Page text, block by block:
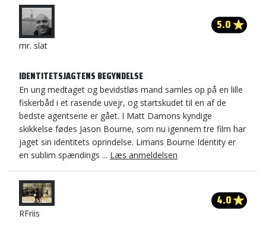
mr. slat
5.0
IDENTITETSJAGTENS BEGYNDELSE
En ung medtaget og bevidstløs mand samles op på en lille
fiskerbåd i et rasende uvejr, og startskudet til en af de
bedste agentserie er gået. I Matt Damons kyndige
skikkelse fødes Jason Bourne, som nu igennem tre film har
jaget sin identitets oprindelse. Limans Bourne Identity er
en sublim spændings ... Læs anmeldelsen
RFriis
4.0